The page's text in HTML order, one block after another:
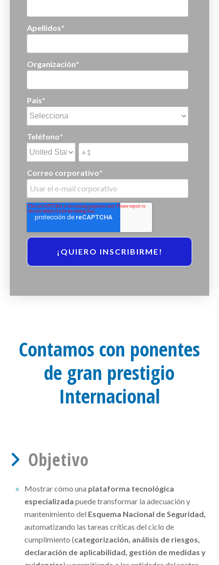
Apellidos*
Organización*
País*
Teléfono*
Correo corporativo*
Contamos con ponentes
de gran prestigio
Internacional
Objetivo
Mostrar cómo una plataforma tecnológica
especializada puede transformar la adecuación y
mantenimiento del Esquema Nacional de Seguridad,
automatizando las tareas críticas del ciclo de
cumplimiento (categorización, análisis de riesgos,
declaración de aplicabilidad, gestión de medidas y